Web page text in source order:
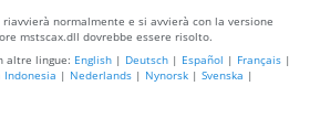
normalmente e si avvierà con la versione
mstscax.dll dovrebbe essere risolto.
altre lingue: English | Deutsch | Español | Français |
Indonesia | Nederlands | Nynorsk | Svenska |